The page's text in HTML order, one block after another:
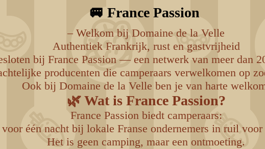
🚐 France Passion
– Welkom bij Domaine de la Velle
Authentiek Frankrijk, rust en gastvrijheid
bij France Passion — een netwerk van meer dan
producenten die camperaars verwelkomen op
Ook bij Domaine de la Velle ben je van harte
🌿 Wat is France Passion?
France Passion biedt camperaars:
voor één nacht bij lokale Franse ondernemers in ruil
Het is geen camping, maar een ontmoeting.